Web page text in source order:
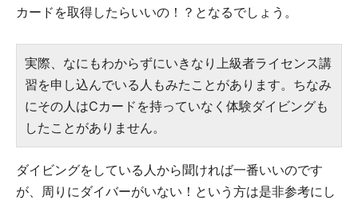
カードを取得したらいいの！？となるでしょう。
実際、なにもわからずにいきなり上級者ライセンス講
習を申し込んでいる人もみたことがあります。ちなみ
にその人はCカードを持っていなく体験ダイビングも
したことがありません。
ダイビングをしている人から聞ければ一番いいのです
が、周りにダイバーがいない！という方は是非参考にし